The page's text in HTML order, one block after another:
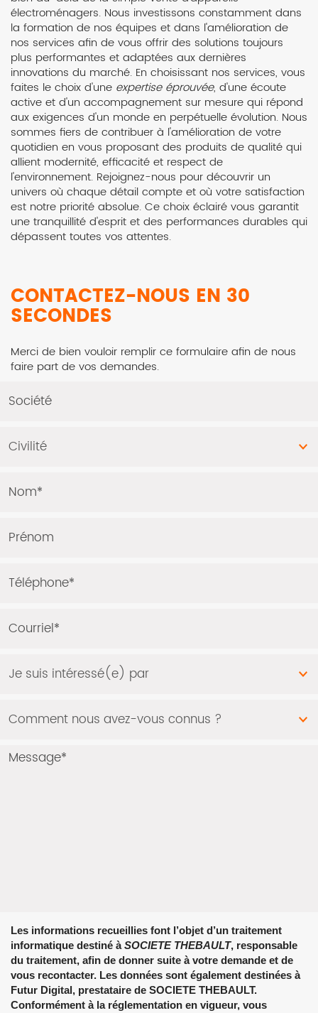
électroménagers. Nous investissons constamment dans
la formation de nos équipes et dans l'amélioration de
nos services afin de vous offrir des solutions toujours
plus performantes et adaptées aux dernières
innovations du marché. En choisissant nos services, vous
faites le choix d'une expertise éprouvée, d'une écoute
active et d'un accompagnement sur mesure qui répond
aux exigences d'un monde en perpétuelle évolution. Nous
sommes fiers de contribuer à l'amélioration de votre
quotidien en vous proposant des produits de qualité qui
allient modernité, efficacité et respect de
l'environnement. Rejoignez-nous pour découvrir un
univers où chaque détail compte et où votre satisfaction
est notre priorité absolue. Ce choix éclairé vous garantit
une tranquillité d'esprit et des performances durables qui
dépassent toutes vos attentes.
CONTACTEZ-NOUS EN 30
SECONDES
Merci de bien vouloir remplir ce formulaire afin de nous
faire part de vos demandes.
Les informations recueillies font l’objet d’un traitement
informatique destiné àSOCIETE THEBAULT, responsable
du traitement, afin de donner suite à votre demande et de
vous recontacter. Les données sont également destinées à
Futur Digital, prestataire de SOCIETE THEBAULT.
Conformément à la réglementation en vigueur, vous